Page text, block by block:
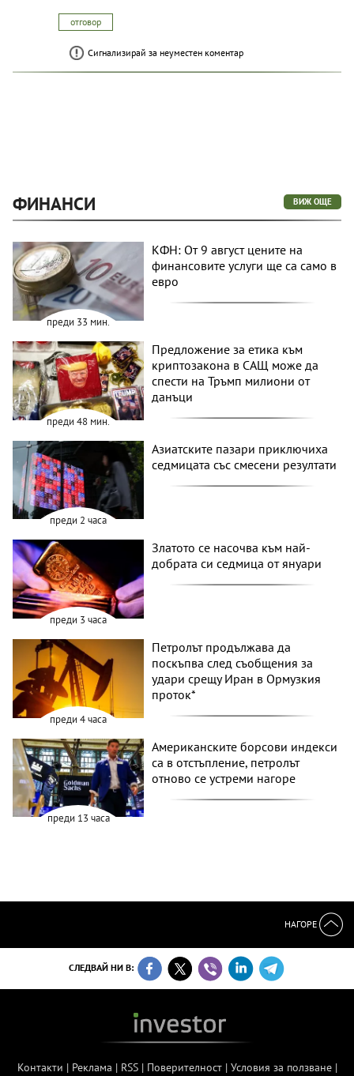
отговор
Сигнализирай за неуместен коментар
ФИНАНСИ ВИЖ ОЩЕ
преди 33 мин.
КФН: От 9 август цените на
финансовите услуги ще са само в
евро
преди 48 мин.
Предложение за етика към
криптозакона в САЩ може да
спести на Тръмп милиони от
данъци
преди 2 часа
Азиатските пазари приключиха
седмицата със смесени резултати
преди 3 часа
Златото се насочва към най-
добрата си седмица от януари
преди 4 часа
Петролът продължава да
поскъпва след съобщения за
удари срещу Иран в Ормузкия
проток*
преди 13 часа
Американските борсови индекси
са в отстъпление, петролът
отново се устреми нагоре
НАГОРЕ
СЛЕДВАЙ НИ В:
Контакти | Реклама | RSS| Поверителност| Условия за ползване|